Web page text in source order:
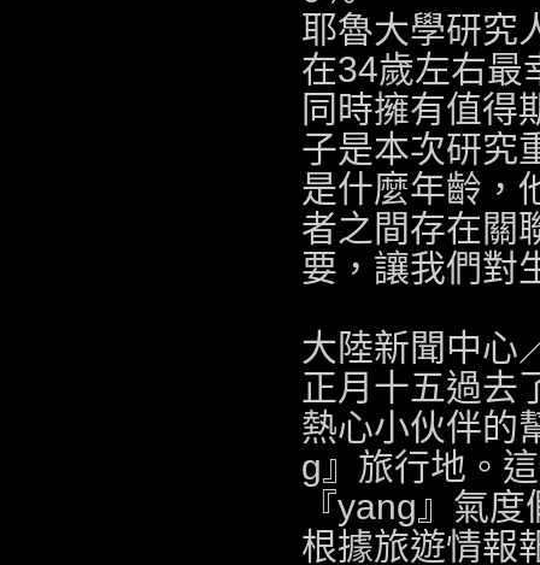
耶魯大學研究
在34歲左右最
同時擁有值得
子是本次研究
是什麼年齡，
者之間存在關
要，讓我們對
大陸新聞中心
正月十五過去
熱心小伙伴的
g』旅行地。
『yang』氣
根據旅遊情報